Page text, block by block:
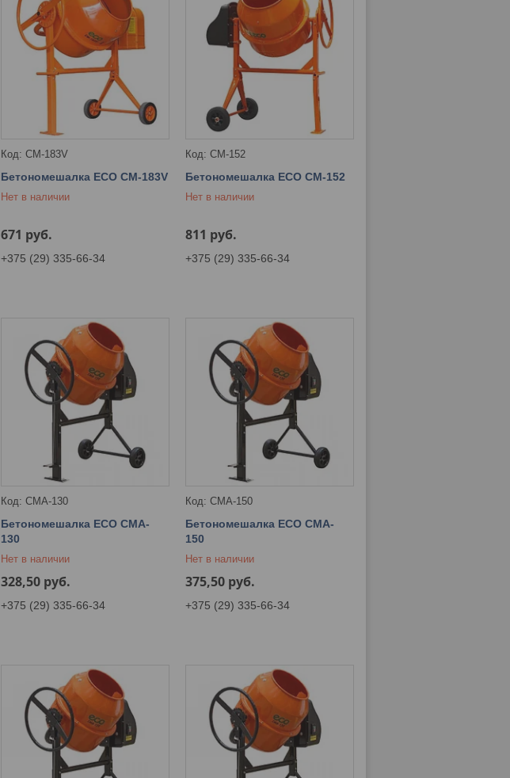
CM-183V
Бетономешалка ECO CM-183V
Нет в наличии
671 руб.
+375 (29) 335-66-34
CM-152
Бетономешалка ECO CM-152
Нет в наличии
811 руб.
+375 (29) 335-66-34
CMA-130
Бетономешалка ECO CMA-
130
Нет в наличии
328,50 руб.
+375 (29) 335-66-34
CMA-150
Бетономешалка ECO CMA-
150
Нет в наличии
375,50 руб.
+375 (29) 335-66-34